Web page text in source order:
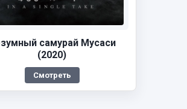
самурай Мусаси
(2020)
Смотреть